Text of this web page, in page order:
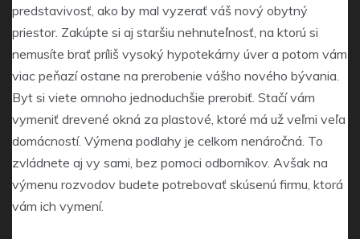
predstavivosť, ako by mal vyzerať váš nový obytný
priestor. Zakúpte si aj staršiu nehnuteľnosť, na ktorú si
nemusíte brať príliš vysoký hypotekárny úver a potom vám
viac peňazí ostane na prerobenie vášho nového bývania.
Byt si viete omnoho jednoduchšie prerobiť. Stačí vám
vymeniť drevené okná za plastové, ktoré má už veľmi veľa
domácností. Výmena podlahy je celkom nenáročná. To
zvládnete aj vy sami, bez pomoci odborníkov. Avšak na
výmenu rozvodov budete potrebovať skúsenú firmu, ktorá
vám ich vymení.